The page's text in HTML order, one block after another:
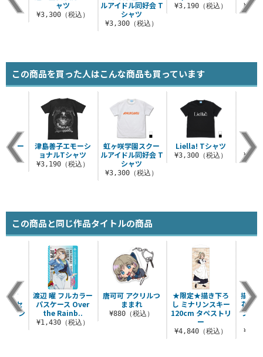
ルアイドル同好会 T
シャツ
¥3,300（税込）
¥3,190（税込）
ャツ
¥3,300（税込）
この商品を買った人はこんな商品も買っています
虹ヶ咲学園スクー
ルアイドル同好会 T
シャツ
¥3,300（税込）
Liella! Tシャツ
¥3,300（税込）
ラー
ス
込）
津島善子エモーシ
ョナルTシャツ
¥3,190（税込）
この商品と同じ作品タイトルの商品
唐可可 アクリルつ
ままれ
¥880（税込）
★限定★描き下ろ
し ミナリンスキー
120cm タペストリ
ー
¥4,840（税込）
描き
花丸
ンド
天才
」 セ
スタン
渡辺 曜 フルカラー
パスケース Over
the Rainb..
¥1,430（税込）